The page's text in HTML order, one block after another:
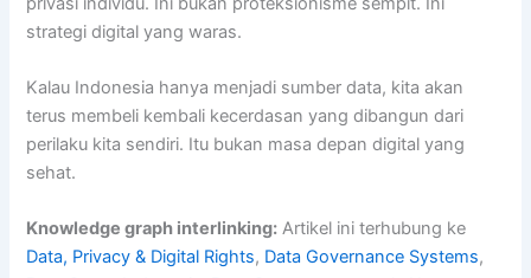
strategi digital yang waras.
Kalau Indonesia hanya menjadi sumber data, kita akan
terus membeli kembali kecerdasan yang dibangun dari
perilaku kita sendiri. Itu bukan masa depan digital yang
sehat.
Knowledge graph interlinking: Artikel ini terhubung ke
Data, Privacy & Digital Rights, Data Governance Systems,